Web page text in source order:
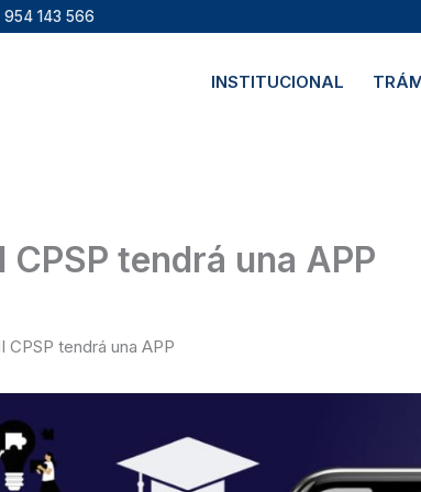
954 143 566
INSTITUCIONAL
CPSP tendrá una APP
CPSP tendrá una APP